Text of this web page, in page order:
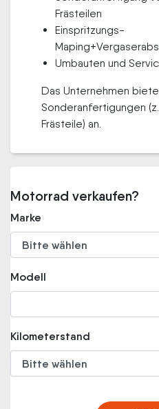
Frästeilen
Einspritzungs-
Umbauten und
Das Unternehmen
Sonderanfertigungen
Frästeile) an.
Motorrad verkaufen?
Marke
Modell
Kilometerstand